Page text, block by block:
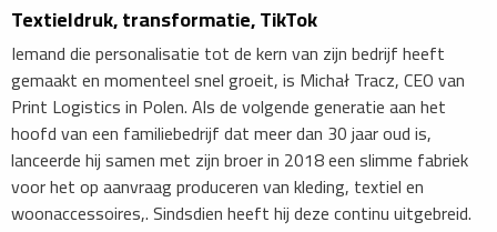
Textieldruk, transformatie, TikTok
Iemand die personalisatie tot de kern van zijn bedrijf heeft
gemaakt en momenteel snel groeit, is Michał Tracz, CEO van
Print Logistics in Polen. Als de volgende generatie aan het
hoofd van een familiebedrijf dat meer dan 30 jaar oud is,
lanceerde hij samen met zijn broer in 2018 een slimme fabriek
voor het op aanvraag produceren van kleding, textiel en
woonaccessoires,. Sindsdien heeft hij deze continu uitgebreid.